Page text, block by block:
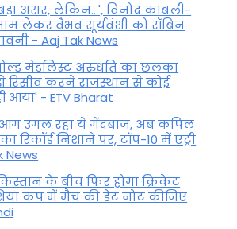
असर, लेकिन...', व‍िनोद कांबली-
लेकर वैभव सूर्यवंशी को रॉबिन
- Aaj Tak News
मे​डलिस्ट अरुंधति का छलका
रिसीव करने राजस्थान से कोई
आया' - ETV Bharat
आग उगल रहा ये गेंदबाज, अब कपिल
रिकॉर्ड निशाने पर, टॉप-10 में एंट्री
News
के बीच फिर होगा क्रिकेट
कप में मैच की डेट नोट कीजिए